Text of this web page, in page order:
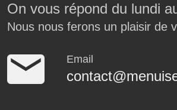
On vous répond du lundi
Nous nous ferons un plaisir de
Email